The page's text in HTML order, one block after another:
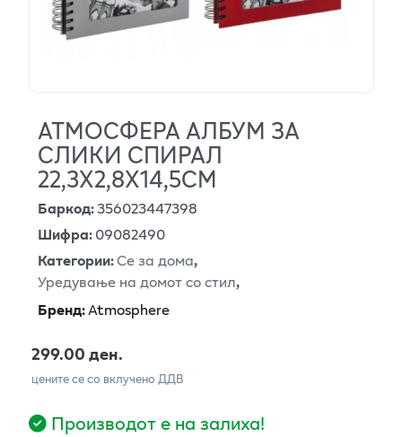
АТМОСФЕРА АЛБУМ ЗА
СЛИКИ СПИРАЛ
22,3Х2,8Х14,5СМ
Баркод:356023447398
Шифра:09082490
Категории:Се за дома,
Уредување на домот со стил,
Бренд:Atmosphere
299.00 ден.
цените се со вклучено ДДВ
Производот е на залиха!